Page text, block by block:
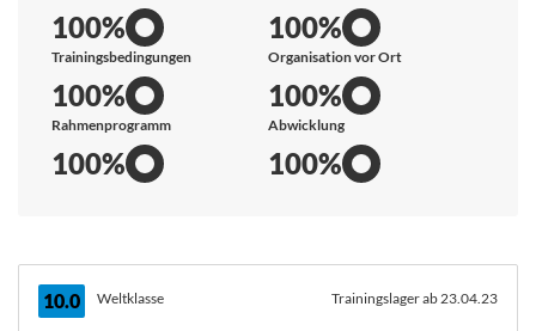
100% 100%
Trainingsbedingungen
100%
Organisation vor Ort
100%
Rahmenprogramm
100%
Abwicklung
100%
10.0 Weltklasse Trainingslager ab 23.04.23